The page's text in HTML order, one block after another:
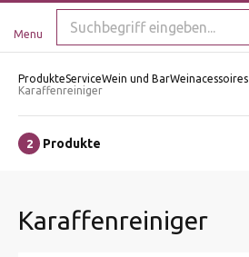
Menu
ProdukteServiceWein und BarWeinacessoires
Karaffenreiniger
2 Produkte
Karaffenreiniger